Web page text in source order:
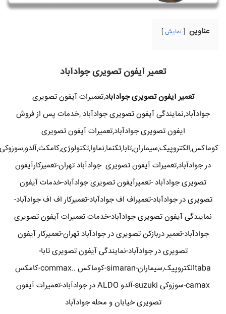
عناوین نمایش
تعمیر آیفون تصویری جوادآباد
تعمیر آیفون تصویری جوادآباد,تعمیرات آیفون تصویری
جوادآباد,نمایندگی آیفون تصویری جوادآباد ,خدمات پس از فروش
ایفون تصویری جوادآباد,تعمیرات آیفون تصویری
کوماکس,الکتروپیک,سیماران,تابا,تکنما,نماوا,تکنولوژی,کامکث,آلدو,سوزوکی
در جوادآباد,تعمیرات آیفون تصویری جوادآباد تهران-تعمیرکارآیفون
تصویری جوادآباد -تعمیرآیفون تصویری جوادآباد-خدمات آیفون
تصویری در جوادآباد-تعمیراف اف جوادآباد-تعمیرکار اف اف جوادآباد-
نمایندگی آیفون تصویری جوادآباد-خدمات تعمیرات آیفون تصویری
جوادآباد-تعمیر دربازکن تصویری در جوادآباد تهران-تعمیرکار آیفون
تصویری در جوادآباد-نمایندگی آیفون تصویری تابا-
tabaالکتروپیک,سیماران-simaran-کوماکس ..commax-کامکس
camax-سوزوکی suzuki-آلدو ALDO در جوادآباد-تعمیرات آیفون
تصویری خیابان و محله جوادآباد